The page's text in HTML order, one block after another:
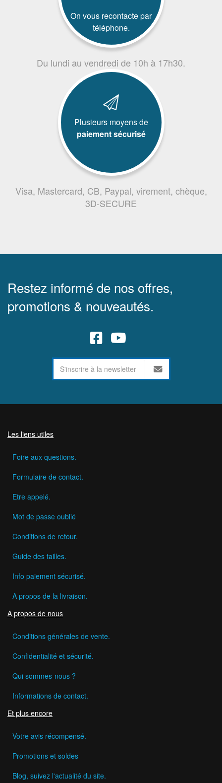
On vous recontacte par
téléphone.
Du lundi au vendredi de 10h à 17h30.
Plusieurs moyens de
paiement sécurisé
Visa, Mastercard, CB, Paypal, virement, chèque,
3D-SECURE
Restez informé de nos offres,
promotions & nouveautés.
Les liens utiles
Foire aux questions.
Formulaire de contact.
Etre appelé.
Mot de passe oublié
Conditions de retour.
Guide des tailles.
Info paiement sécurisé.
A propos de la livraison.
A propos de nous
Conditions générales de vente.
Confidentialité et sécurité.
Qui sommes-nous ?
Informations de contact.
Et plus encore
Votre avis récompensé.
Promotions et soldes
Blog, suivez l'actualité du site.